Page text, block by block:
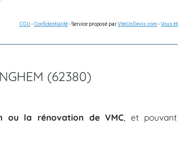
CGU - Confidentialité- Service proposé parViteUnDevis.com -Vous
(62380)
ou la rénovation de VMC , et